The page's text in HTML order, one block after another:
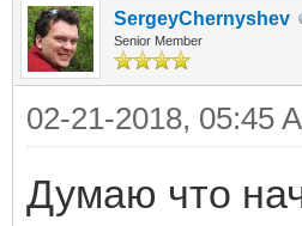
SergeyChernyshev
Senior Member
02-21-2018, 05:45
Думаю что